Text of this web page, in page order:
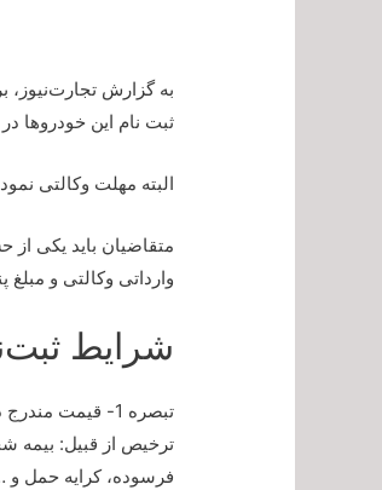
به گزارش تجارت‌نیوز،
ثبت نام این خودروها در سامانه
البته مهلت وکالتی نمودن حساب
متقاضیان باید یکی
وارداتی وکالتی و
شرایط
تبصره 1- قیمت
ترخیص از قبیل: بیمه
فرسوده، کرایه حمل و